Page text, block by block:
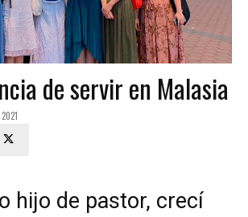
de servir en Malasia
hijo de pastor, crecí